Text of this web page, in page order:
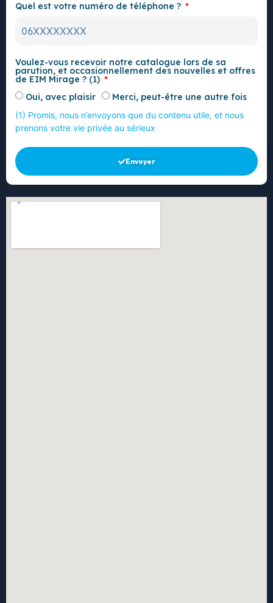
Quel est votre numéro de téléphone ?
Voulez-vous recevoir notre catalogue lors de sa
parution, et occasionnellement des nouvelles et offres
de EIM Mirage ? (1)
Oui, avec plaisir
Merci, peut-être une autre fois
(1) Promis, nous n’envoyons que du contenu utile, et nous
prenons votre vie privée au sérieux
Envoyer